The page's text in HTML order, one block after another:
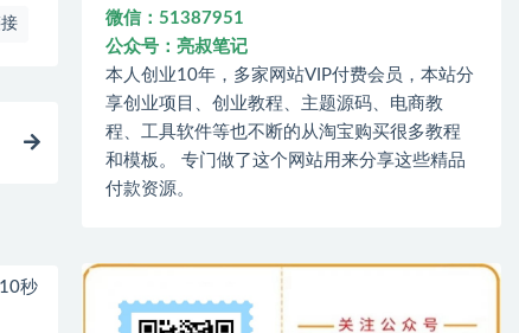
秒
微信：51387951
公众号：亮叔笔记
本人创业10年，多家网站VIP付费会员，本站分
享创业项目、创业教程、主题源码、电商教
程、工具软件等也不断的从淘宝购买很多教程
和模板。 专门做了这个网站用来分享这些精品
付款资源。